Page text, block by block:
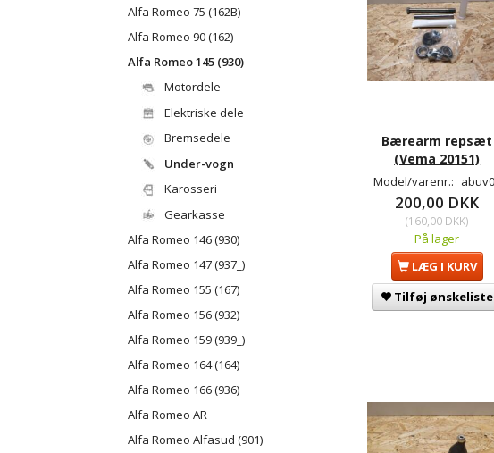
Alfa Romeo 75 (162B)
Alfa Romeo 90 (162)
Alfa Romeo 145 (930)
Motordele
Elektriske dele
Bremsedele
Under-vogn
Karosseri
Gearkasse
Alfa Romeo 146 (930)
Alfa Romeo 147 (937_)
Alfa Romeo 155 (167)
Alfa Romeo 156 (932)
Alfa Romeo 159 (939_)
Alfa Romeo 164 (164)
Alfa Romeo 166 (936)
Alfa Romeo AR
Alfa Romeo Alfasud (901)
Bærearm repsæt
(Vema 20151)
Model/varenr.:
200,00 DKK
(160,00 DKK)
På lager
LÆG I KURV
Tilføj ønskeliste